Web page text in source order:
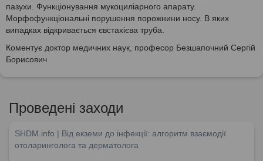
пазухи. Функціонування мукоциліарного апарату.
Морфофункціональні порушення порожнини носу. В яких
випадках відкривається євстахієва труба.
Коментує доктор медичних наук, професор Безшапочний Сергій
Борисович
Проведені заходи
SHDM.info | Від екземи до інфекції: алгоритм взаємодії
отоларинголога та дерматолога